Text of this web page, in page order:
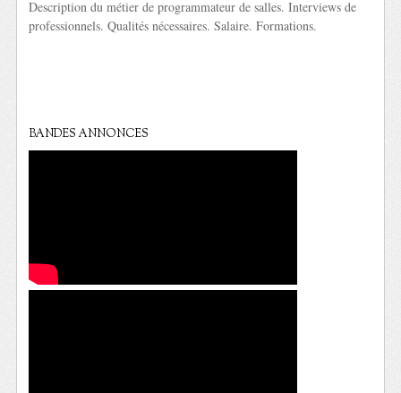
Description du métier de programmateur de salles. Interviews de
professionnels. Qualités nécessaires. Salaire. Formations.
BANDES ANNONCES